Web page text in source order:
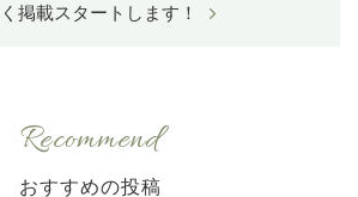
掲載スタートします！
Recommend